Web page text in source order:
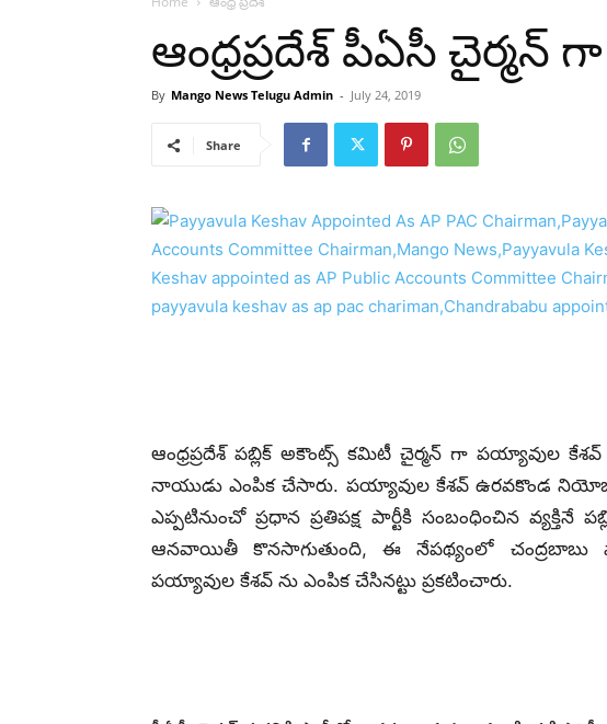
ఆంధ్రప్రదేశ్ పీఏసీ
By Mango News Telugu Admin - July 24, 2019
Share
ఆంధ్రప్రదేశ్ పబ్లిక్ అకౌంట్స్ కమిటీ చైర్మన్ గా పయ్యావుల
నాయుడు ఎంపిక చేసారు. పయ్యావుల కేశవ్ ఉరవకొండ
ఎప్పటినుంచో ప్రధాన ప్రతిపక్ష పార్టీకి సంబంధించిన
ఆనవాయితీ కొనసాగుతుంది, ఈ నేపథ్యంలో చంద్రబాబు
పయ్యావుల కేశవ్ ను ఎంపిక చేసినట్టు ప్రకటించారు.